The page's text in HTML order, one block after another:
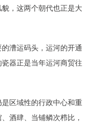
，这两个朝代也正是大
漕运码头，运河的开通
器正是当年运河商贸往
区域性的行政中心和重
酒肆、当铺鳞次栉比，